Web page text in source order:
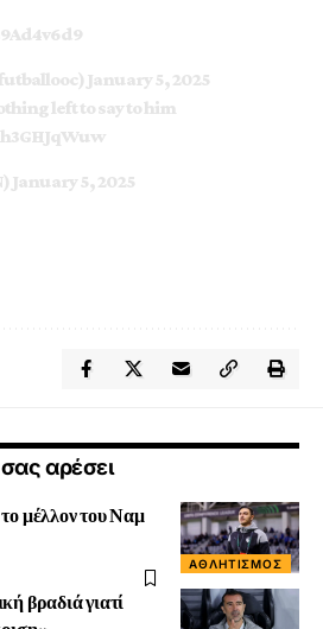
January 5, 2025
left to say to him
January 5, 2025
αρέσει
ΑΘΛΗΤΙΣΜΌΣ
μέλλον του Ναμ
βραδιά γιατί